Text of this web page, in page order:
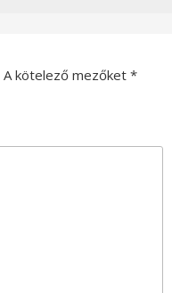
A kötelező mezőket *